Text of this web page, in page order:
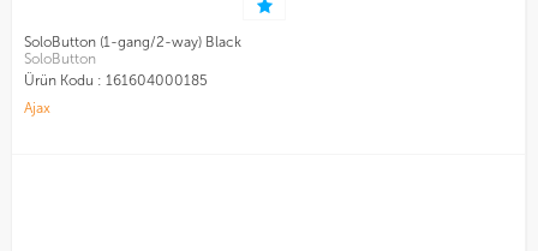
SoloButton (1-gang/2-way) Black
SoloButton
Ürün Kodu : 161604000185
Ajax